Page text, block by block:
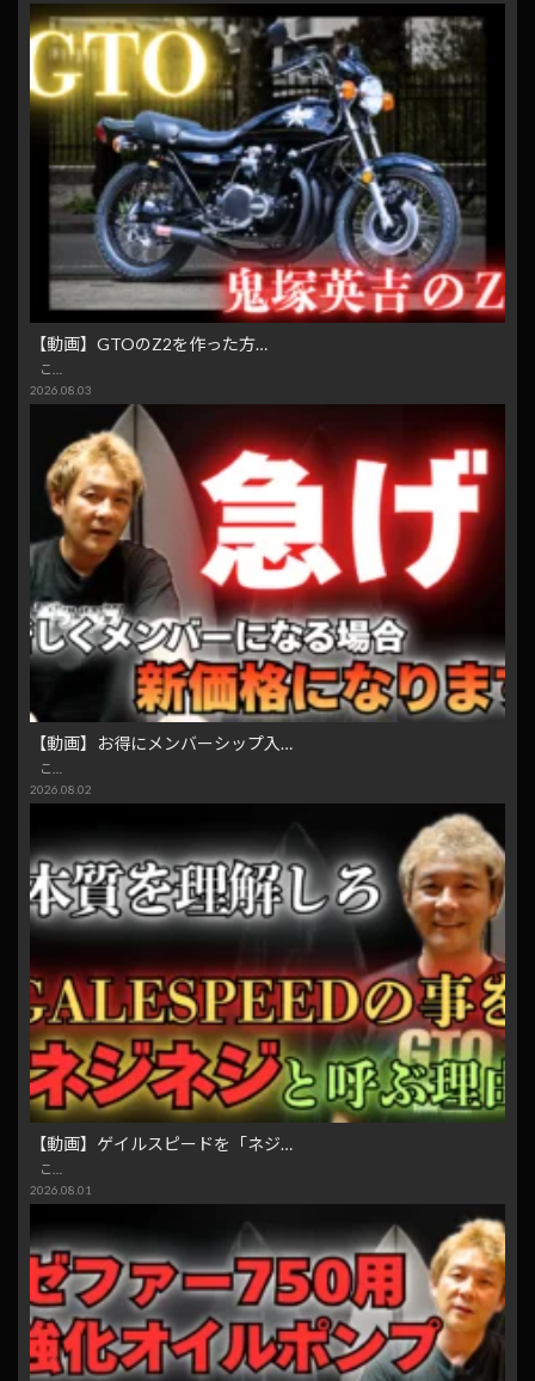
【動画】GTOのZ2を作った方…
こ…
2026.08.03
【動画】お得にメンバーシップ入…
こ…
2026.08.02
【動画】ゲイルスピードを「ネジ…
こ…
2026.08.01